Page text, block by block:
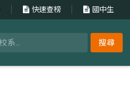
快速查榜 國中生
搜尋